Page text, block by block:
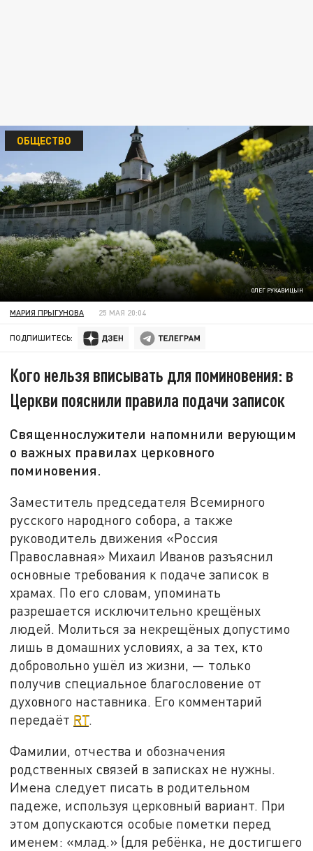
ОЛЕГ РУКАВИЦЫН
ОБЩЕСТВО
МАРИЯ ПРЫГУНОВА 25 МАЯ 20:04
ПОДПИШИТЕСЬ:
Кого нельзя вписывать для поминовения: в
Церкви пояснили правила подачи записок
Священнослужители напомнили верующим
о важных правилах церковного
поминовения.
Заместитель председателя Всемирного
русского народного собора, а также
руководитель движения «Россия
Православная» Михаил Иванов разъяснил
основные требования к подаче записок в
храмах. По его словам, упоминать
разрешается исключительно крещёных
людей. Молиться за некрещёных допустимо
лишь в домашних условиях, а за тех, кто
добровольно ушёл из жизни, — только
получив специальное благословение от
духовного наставника. Его комментарий
передаёт RT.
Фамилии, отчества и обозначения
родственных связей в записках не нужны.
Имена следует писать в родительном
падеже, используя церковный вариант. При
этом допускаются особые пометки перед
именем: «млад.» (для ребёнка, не достигшего